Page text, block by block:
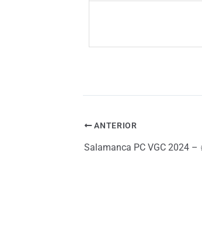
ANTERIOR
Salamanca PC VGC 2024 –